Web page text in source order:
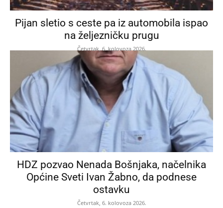
Pijan sletio s ceste pa iz automobila ispao
na željezničku prugu
Četvrtak, 6. kolovoza 2026.
HDZ pozvao Nenada Bošnjaka, načelnika
Općine Sveti Ivan Žabno, da podnese
ostavku
Četvrtak, 6. kolovoza 2026.